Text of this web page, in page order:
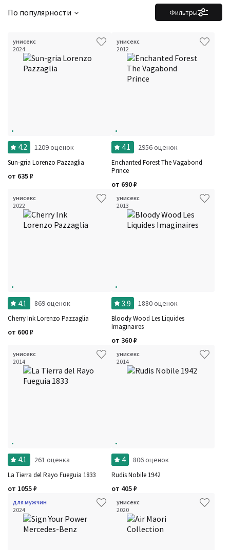
Фильтры
По популярности
Цена Сбросить
унисекс
2024
4.2 1209 оценок
Sun-gria Lorenzo Pazzaglia
от 635₽
унисекс
2012
4.1 2956 оценок
Enchanted Forest The Vagabond
Prince
от 690₽
унисекс
2022
4.1 869 оценок
Cherry Ink Lorenzo Pazzaglia
от 600₽
унисекс
2013
3.9 1880 оценок
Bloody Wood Les Liquides
Imaginaires
от 360₽
унисекс
2014
4.1 261 оценка
La Tierra del Rayo Fueguia 1833
от 1055₽
унисекс
2014
4 806 оценок
Rudis Nobile 1942
от 405₽
для мужчин
2024
унисекс
2020